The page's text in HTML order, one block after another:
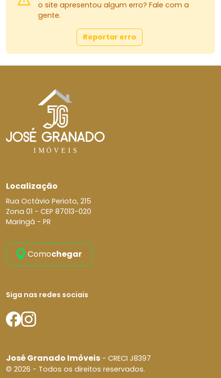
o site apresentou algum erro? Fale com a
gente.
Reportar erro
Localização
Rua Octávio Perioto, 215
Zona 01 - CEP 87013-020
Maringá - PR
Comochegar
Siga nas redes sociais
José Granado Imóveis - CRECI J8397
© 2026 - Todos os direitos reservados.